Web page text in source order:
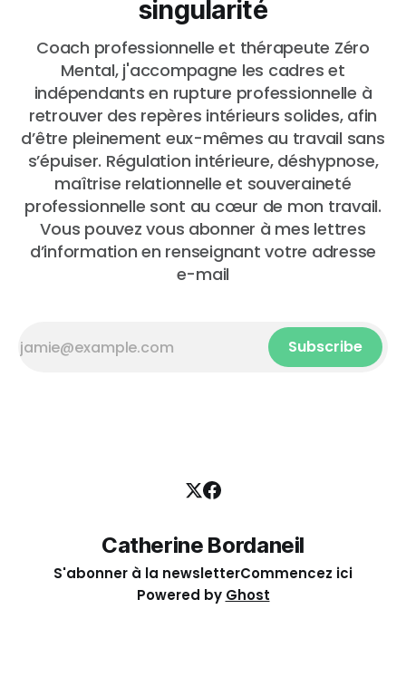
singularité
Coach professionnelle et thérapeute Zéro
Mental, j'accompagne les cadres et
indépendants en rupture professionnelle à
retrouver des repères intérieurs solides, afin
d’être pleinement eux-mêmes au travail sans
s’épuiser. Régulation intérieure, déshypnose,
maîtrise relationnelle et souveraineté
professionnelle sont au cœur de mon travail.
Vous pouvez vous abonner à mes lettres
d’information en renseignant votre adresse
e-mail
Subscribe
Catherine Bordaneil
S'abonner à la newsletterCommencez ici
Powered by Ghost